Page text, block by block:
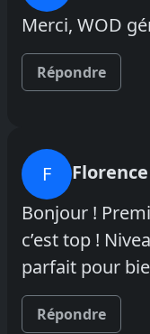
Merci, WOD
Répondre
F
Florence
Bonjour !
c’est top !
parfait pour
Répondre